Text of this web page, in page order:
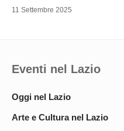
11 Settembre 2025
Eventi nel Lazio
Oggi nel Lazio
Arte e Cultura nel Lazio